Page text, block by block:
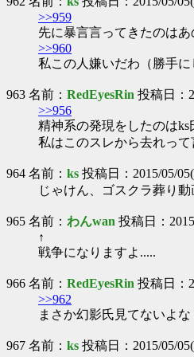
>>959
先に暴言言ってきたのは
>>960
私この人嫌いだわ（勝手に
963 名前： RedEyesRin 投稿日：
>>956
精神系の発現をしたのは
私はこのスレから去れっ
964 名前： ks 投稿日：2015/05/
じゃけん、ゴスクラ葬り
965 名前： わんwan 投稿日：
↑
戦争になりますよ.....
966 名前： RedEyesRin 投稿日：
>>962
まさか幻影氏見てないよな
967 名前： ks 投稿日：2015/05/